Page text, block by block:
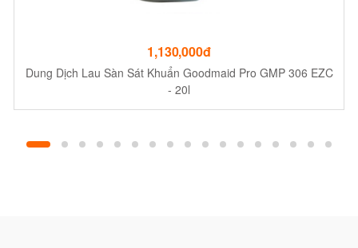
1,130,000đ
Dung Dịch Lau Sàn Sát Khuẩn Goodmaid Pro GMP 306 EZC
- 20l